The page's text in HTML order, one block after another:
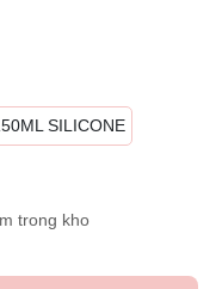
SILICONE
trong kho